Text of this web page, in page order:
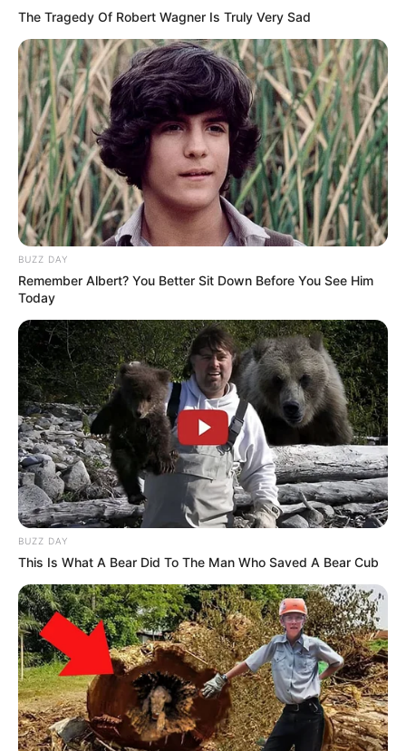
The Tragedy Of Robert Wagner Is Truly Very Sad
BUZZ DAY
Remember Albert? You Better Sit Down Before You See Him
Today
BUZZ DAY
This Is What A Bear Did To The Man Who Saved A Bear Cub